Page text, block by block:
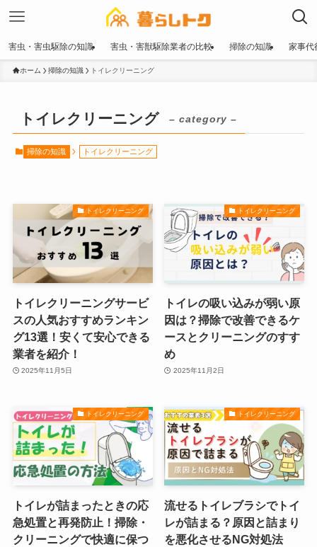
害虫・害虫駆除の知識 害虫・害獣駆除業者の比較 掃除の知識 家事代
ホーム 掃除の知識 トイレクリーニング
トイレクリーニング – category –
掃除の知識 トイレクリーニング
トイレクリーニング
トイレクリーニングサービ
スの人気おすすめランキン
グ13選！安くて安心できる
業者を紹介！
2025年11月5日
トイレクリーニング
トイレの吸い込みが弱い原
因は？掃除で改善できるケ
ースとクリーニングのすす
め
2025年11月2日
トイレクリーニング
トイレが詰まったときの応
急処置と再発防止！掃除・
クリーニングで快適に保つ
トイレクリーニング
流せるトイレブラシでトイ
レが詰まる？原因と詰まり
を悪化させるNG対処法